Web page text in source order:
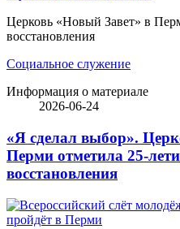
Церковь «Новый Завет» в
восстановления
Социальное служение
Информация о материале
2026-06-24
«Я сделал выбор».
Перми отметила 25-
восстановления